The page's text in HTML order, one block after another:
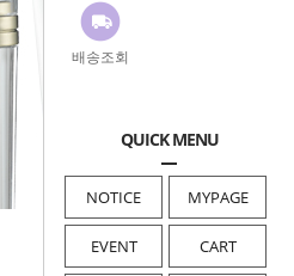
배송조회
QUICK MENU
NOTICE MYPAGE
EVENT CART
HOME>이아소 제품별